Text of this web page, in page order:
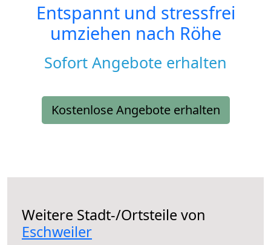
Entspannt und stressfrei
umziehen nach Röhe
Sofort Angebote erhalten
Kostenlose Angebote erhalten
Weitere Stadt-/Ortsteile von
Eschweiler